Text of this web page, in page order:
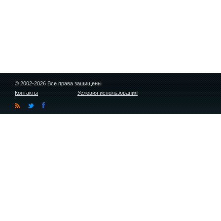
© 2002-2026 Все права защищены
Контакты
Условия использования